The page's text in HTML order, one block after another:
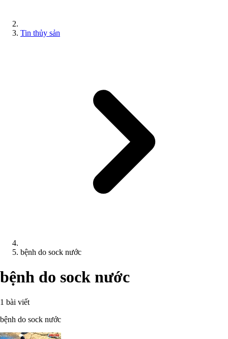
Tin thủy sản
bệnh do sock nước
bệnh do sock nước
1 bài viết
bệnh do sock nước